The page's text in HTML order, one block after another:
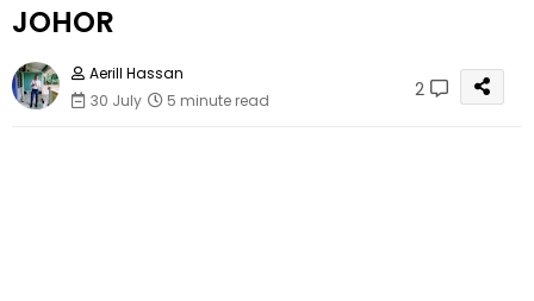
JOHOR
Aerill Hassan
30 July
5 minute read 2